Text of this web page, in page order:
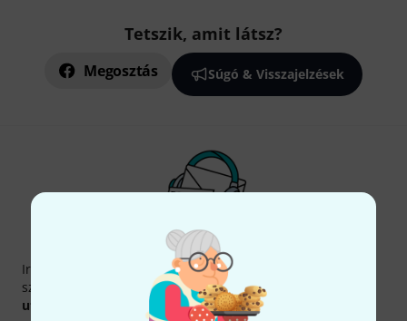
Tetszik, amit látsz?
Megosztás Súgó & Visszajelzések
Thomann hírlevél
Iratkozz fel a Thomann angol nyelvű hírlevelére, és kis
szerencsével megnyerheted a50egyenként
utalvány